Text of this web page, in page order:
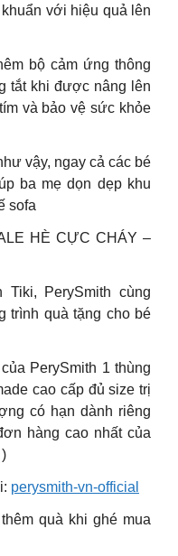
với hiệu quả lên
bộ cảm ứng thông
tắt khi được nâng lên
và bảo vệ sức khỏe
vậy, ngay cả các bé
ba mẹ dọn dẹp khu
sofa
HÈ CỰC CHÁY –
PerySmith cùng
trình quà tặng cho bé
PerySmith 1 thùng
cao cấp đủ size trị
có hạn dành riêng
hàng cao nhất của
perysmith-vn-official
quà khi ghé mua